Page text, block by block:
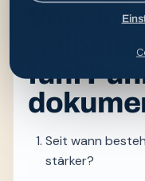
Vor
fünf
Seit wann
stärker?